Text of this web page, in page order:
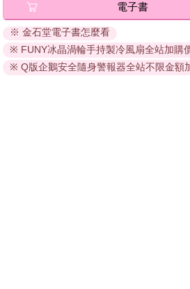
退換貨須知：
因版權保護，您在金石堂所購買的
的閱讀軟體開啟閱讀，無法以其他
依據「消費者保護法」第19條及行
電子書
※ 金石堂電子書怎麼看
※ FUNY冰晶渦輪手持製冷風扇全站加購
※ Q版企鵝安全隨身警報器全站不限金額